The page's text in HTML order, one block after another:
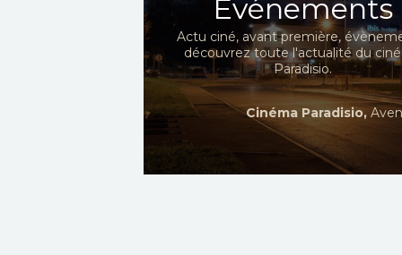
Événements
Actu ciné, avant première,
découvrez toute l'actualité du
Paradisio.
Cinéma Paradisio,